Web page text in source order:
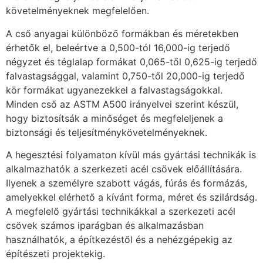
követelményeknek megfelelően.
A cső anyagai különböző formákban és méretekben
érhetők el, beleértve a 0,500-tól 16,000-ig terjedő
négyzet és téglalap formákat 0,065-től 0,625-ig terjedő
falvastagsággal, valamint 0,750-től 20,000-ig terjedő
kör formákat ugyanezekkel a falvastagságokkal.
Minden cső az ASTM A500 irányelvei szerint készül,
hogy biztosítsák a minőséget és megfeleljenek a
biztonsági és teljesítménykövetelményeknek.
A hegesztési folyamaton kívül más gyártási technikák is
alkalmazhatók a szerkezeti acél csövek előállítására.
Ilyenek a személyre szabott vágás, fúrás és formázás,
amelyekkel elérhető a kívánt forma, méret és szilárdság.
A megfelelő gyártási technikákkal a szerkezeti acél
csövek számos iparágban és alkalmazásban
használhatók, a építkezéstől és a nehézgépekig az
építészeti projektekig.